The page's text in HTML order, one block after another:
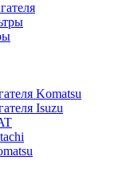
Komatsu
Isuzu